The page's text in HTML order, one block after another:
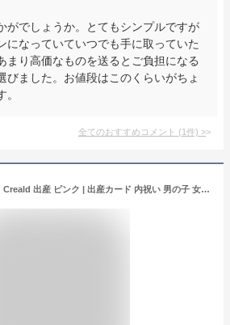
がでしょうか。とてもシンプルですが
になっていていつでも手に取っていた
まり高価なものを送るとご負担になる
びました。お値段はこのくらいがちょ
全てのおすすめコメント (1件) >
エヌビー社 カード Creald 出産 ピンク | 出産カード 内祝い 男の子 女の子 出産祝い